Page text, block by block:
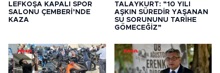
LEFKOŞA KAPALI SPOR
SALONU ÇEMBERİ’NDE
KAZA
TALAYKURT: “10 YILI
AŞKIN SÜREDİR YAŞANAN
SU SORUNUNU TARİHE
GÖMECEĞİZ”